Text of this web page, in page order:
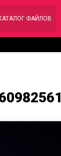
ФАЙЛОВ